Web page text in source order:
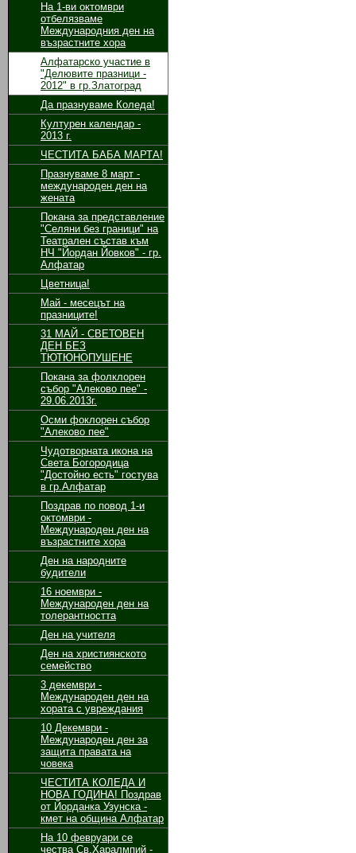
На 1-ви октомври
отбелязваме
Международния ден на
възрастните хора
Алфатарско участие в
"Делювите празници -
2012" в гр.Златоград
Да празнуваме Коледа!
Културен календар -
2013 г.
ЧЕСТИТА БАБА МАРТА!
Празнуваме 8 март -
международен ден на
жената
Покана за представление
"Селяни без граници" на
Театрален състав към
НЧ "Йордан Йовков" - гр.
Алфатар
Цветница!
Май - месецът на
празниците!
31 МАЙ - СВЕТОВЕН
ДЕН БЕЗ
ТЮТЮНОПУШЕНЕ
Покана за фолклорен
събор "Алеково пее" -
29.06.2013г.
Осми фоклорен събор
"Алеково пее"
Чудотворната икона на
Света Богородица
"Достойно есть" гостува
в гр.Алфатар
Поздрав по повод 1-и
октомври -
Международен ден на
възрастните хора
Ден на народните
будители
16 ноември -
Международен ден на
толерантността
Ден на учителя
Ден на християнското
семейство
3 декември -
Международен ден на
хората с увреждания
10 Декември -
Международен ден за
защита правата на
човека
ЧЕСТИТА КОЛЕДА И
НОВА ГОДИНА! Поздрав
от Йорданка Узунска -
кмет на община Алфатар
На 10 февруари се
чества Св.Харалмпий -